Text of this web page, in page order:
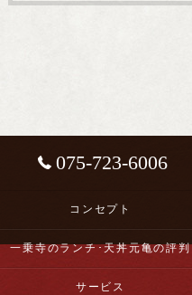
075-723-6006
コンセプト
一乗寺のランチ･天丼元亀の評判
サービス